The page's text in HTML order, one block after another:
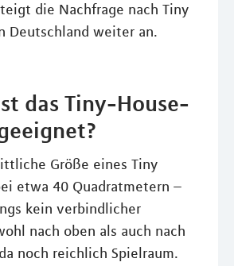
die Nachfrage nach Tiny
Deutschland weiter an.
das Tiny-House-
Größe eines Tiny
etwa 40 Quadratmetern –
kein verbindlicher
nach oben als auch nach
noch reichlich Spielraum.